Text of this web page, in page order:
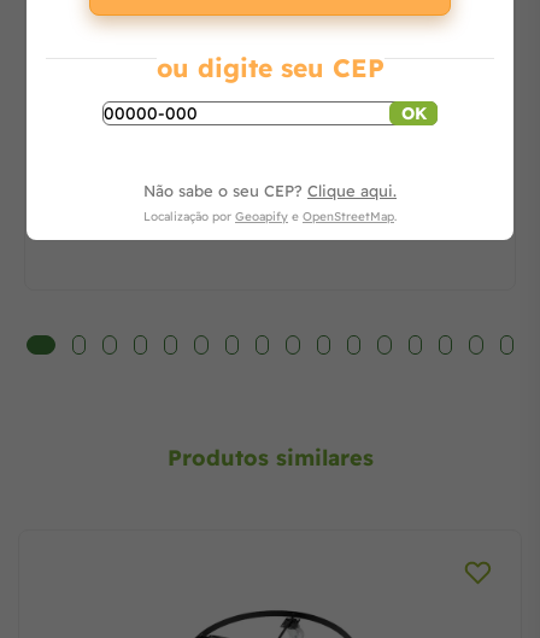
Adicionar ao carrinho
Produtos similares
ou digite seu CEP
OK
Não sabe o seu CEP? Clique aqui.
Localização por Geoapify e OpenStreetMap